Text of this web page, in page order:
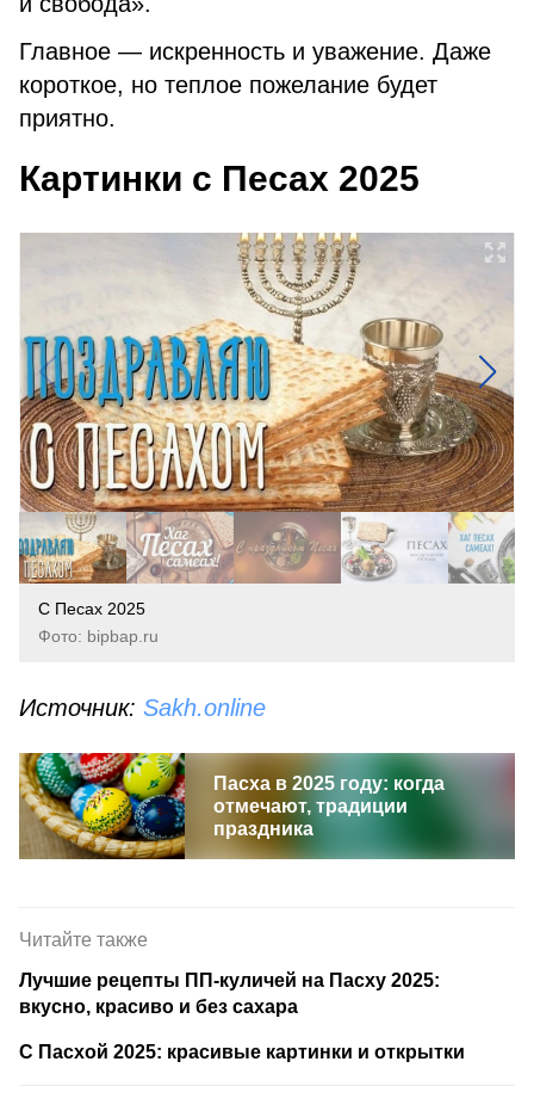
Главное — искренность и уважение. Даже
короткое, но теплое пожелание будет
приятно.
Картинки с Песах 2025
С Песах 2025
Фото: bipbap.ru
Источник: Sakh.online
Пасха в 2025 году: когда
отмечают, традиции
праздника
Читайте также
Лучшие рецепты ПП-куличей на Пасху 2025:
вкусно, красиво и без сахара
С Пасхой 2025: красивые картинки и открытки